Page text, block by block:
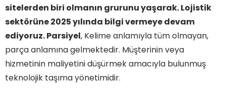
sitelerden biri olmanın grurunu yaşarak. Lojistik
sektörüne 2025 yılında bilgi vermeye devam
ediyoruz. Parsiyel, Kelime anlamıyla tüm olmayan,
parça anlamına gelmektedir. Müşterinin veya
hizmetinin maliyetini düşürmek amacıyla bulunmuş
teknolojik taşıma yönetimidir.